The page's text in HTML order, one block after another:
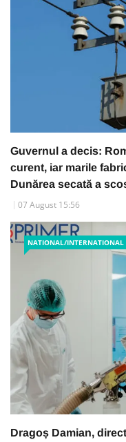
Guvernul a decis:
curent, iar marile
Dunărea secată a
07 August 15:56
NATIONAL/INTERNATIONAL
Dragoș Damian,